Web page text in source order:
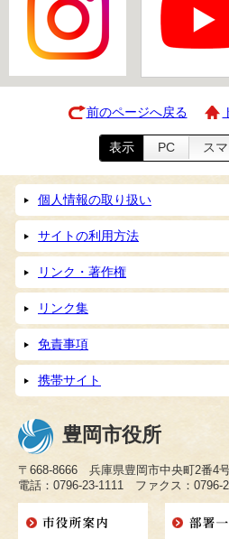
前のページへ戻る
表示 PC ス
個人情報の取り扱い
サイトの利用方法
リンク・著作権
リンク集
免責事項
携帯サイト
豊岡市役所
〒668-8666 兵庫県豊岡市中央町2番4
電話：0796-23-1111 ファクス：0796-